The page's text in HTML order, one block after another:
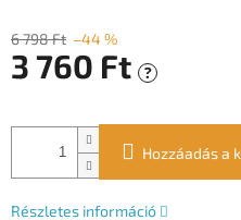
6 798 Ft –44 %
3 760 Ft ?
Hozzáadás a
Részletes információ